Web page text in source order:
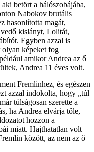
betört a hálószobájába,
Nabokov brutális
hasonlította magát,
kislányt, Lolitát,
Egyben azzal is
képeket fog
amikor Andrea az ő
Andrea 11 éves volt.
Fremlinhez, és egészen
azzal indokolta, hogy „túl
túlságosan szerette a
ha Andrea elvárja tőle,
hozzon a
miatt. Hajthatatlan volt
között, az nem az ő